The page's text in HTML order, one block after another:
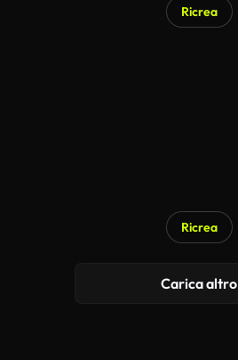
Ricrea
Ricrea
Carica altro